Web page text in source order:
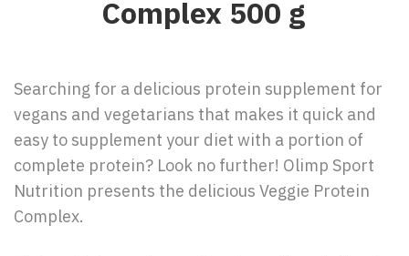
Complex 500 g
Searching for a delicious protein supplement for
vegans and vegetarians that makes it quick and
easy to supplement your diet with a portion of
complete protein? Look no further! Olimp Sport
Nutrition presents the delicious Veggie Protein
Complex.